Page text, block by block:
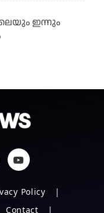
ഇന്നും
Policy
Contact